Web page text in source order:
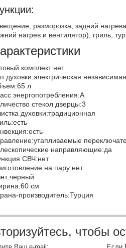
разморозка, задний
нагрев и вентилятор), гриль,
комплект:нет
духовки:электрическая независимая
л
энергопотребления:A
стекол дверцы:3
духовки:традиционная
направляющие:да
СВЧ:нет
на пару:нет
см
производитель:Турция
чтобы